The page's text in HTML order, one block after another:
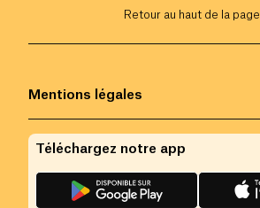
Retour au haut de la page
Mentions légales
Téléchargez notre app